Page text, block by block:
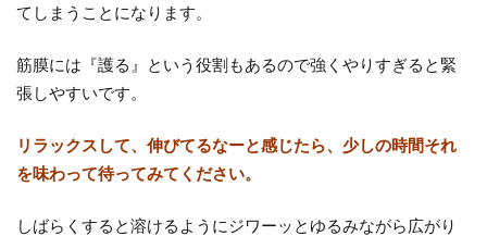
てしまうことになります。
筋膜には『護る』という役割もあるので強くやりすぎると緊
張しやすいです。
リラックスして、伸びてるなーと感じたら、少しの時間それ
を味わって待ってみてください。
しばらくすると溶けるようにジワーッとゆるみながら広がり